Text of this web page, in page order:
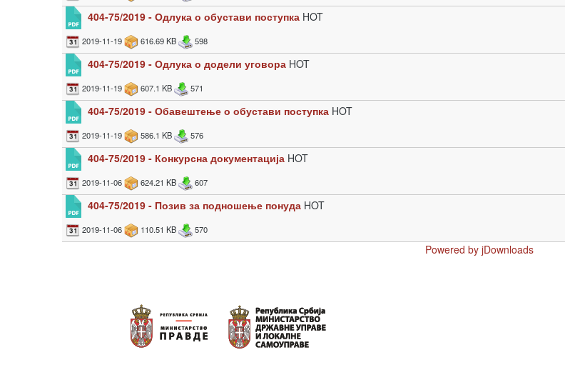
404-75/2019 - Одлука о обустави поступка HOT
2019-11-19 616.69 KB 598
404-75/2019 - Одлука о додели уговора HOT
2019-11-19 607.1 KB 571
404-75/2019 - Обавештење о обустави поступка HOT
2019-11-19 586.1 KB 576
404-75/2019 - Конкурсна документација HOT
2019-11-06 624.21 KB 607
404-75/2019 - Позив за подношење понуда HOT
2019-11-06 110.51 KB 570
Powered by jDownloads